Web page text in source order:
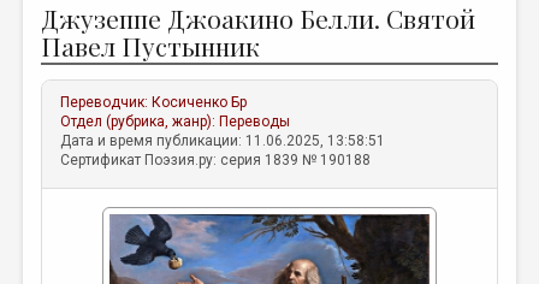
ЖАНРЫ
АВТОРЫ
КОММЕНТАРИИ
ЛИТСАЛОН
ПРАВИЛА САЙТА
Джузеппе Джоакино Белли. Святой
Павел Пустынник
Переводчик: Косиченко Бр
Отдел (рубрика, жанр): Переводы
Дата и время публикации: 11.06.2025, 13:58:51
Сертификат Поэзия.ру: серия 1839 № 190188